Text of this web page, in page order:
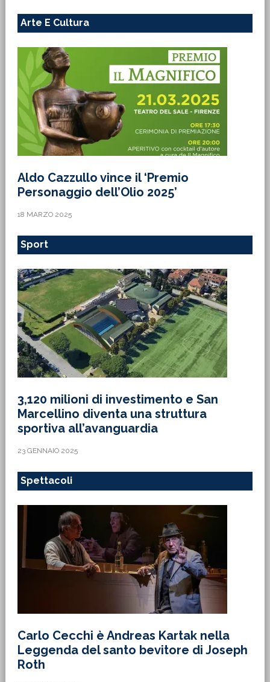
Arte E Cultura
Aldo Cazzullo vince il ‘Premio
Personaggio dell’Olio 2025’
18 MARZO 2025
Sport
3,120 milioni di investimento e San
Marcellino diventa una struttura
sportiva all’avanguardia
23 GENNAIO 2025
Spettacoli
Carlo Cecchi è Andreas Kartak nella
Leggenda del santo bevitore di Joseph
Roth